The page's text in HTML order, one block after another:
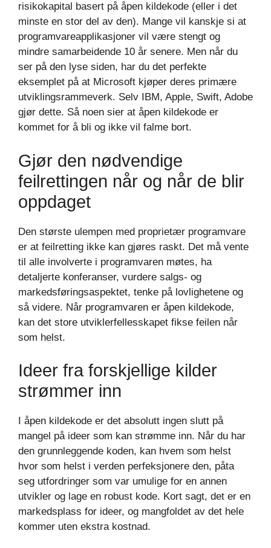
risikokapital basert på åpen kildekode (eller i det
minste en stor del av den). Mange vil kanskje si at
programvareapplikasjoner vil være stengt og
mindre samarbeidende 10 år senere. Men når du
ser på den lyse siden, har du det perfekte
eksemplet på at Microsoft kjøper deres primære
utviklingsrammeverk. Selv IBM, Apple, Swift, Adobe
gjør dette. Så noen sier at åpen kildekode er
kommet for å bli og ikke vil falme bort.
Gjør den nødvendige
feilrettingen når og når de blir
oppdaget
Den største ulempen med proprietær programvare
er at feilretting ikke kan gjøres raskt. Det må vente
til alle involverte i programvaren møtes, ha
detaljerte konferanser, vurdere salgs- og
markedsføringsaspektet, tenke på lovlighetene og
så videre. Når programvaren er åpen kildekode,
kan det store utviklerfellesskapet fikse feilen når
som helst.
Ideer fra forskjellige kilder
strømmer inn
I åpen kildekode er det absolutt ingen slutt på
mangel på ideer som kan strømme inn. Når du har
den grunnleggende koden, kan hvem som helst
hvor som helst i verden perfeksjonere den, påta
seg utfordringer som var umulige for en annen
utvikler og lage en robust kode. Kort sagt, det er en
markedsplass for ideer, og mangfoldet av det hele
kommer uten ekstra kostnad.